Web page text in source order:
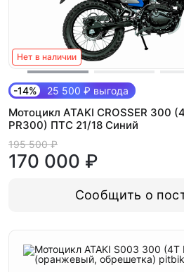
Нет в наличии
-14% 25 500 ₽ выгода
Мотоцикл ATAKI CROSSER 300
PR300) ПТС 21/18 Синий
195 500 ₽
170 000 ₽
Сообщить о